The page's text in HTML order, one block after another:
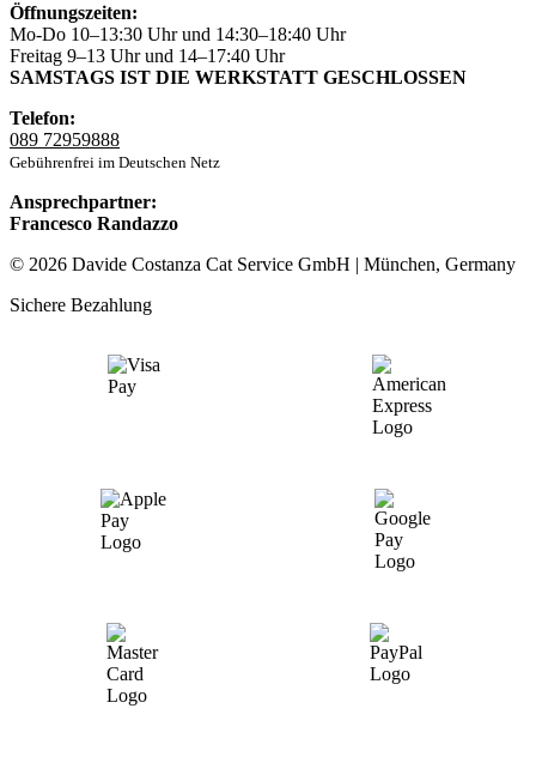
Öffnungszeiten:
Mo-Do 10–13:30 Uhr und 14:30–18:40 Uhr
Freitag 9–13 Uhr und 14–17:40 Uhr
SAMSTAGS IST DIE WERKSTATT GESCHLOSSEN
Telefon:
089 72959888
Gebührenfrei im Deutschen Netz
Ansprechpartner:
Francesco Randazzo
© 2026 Davide Costanza Cat Service GmbH | München, Germany
Sichere Bezahlung